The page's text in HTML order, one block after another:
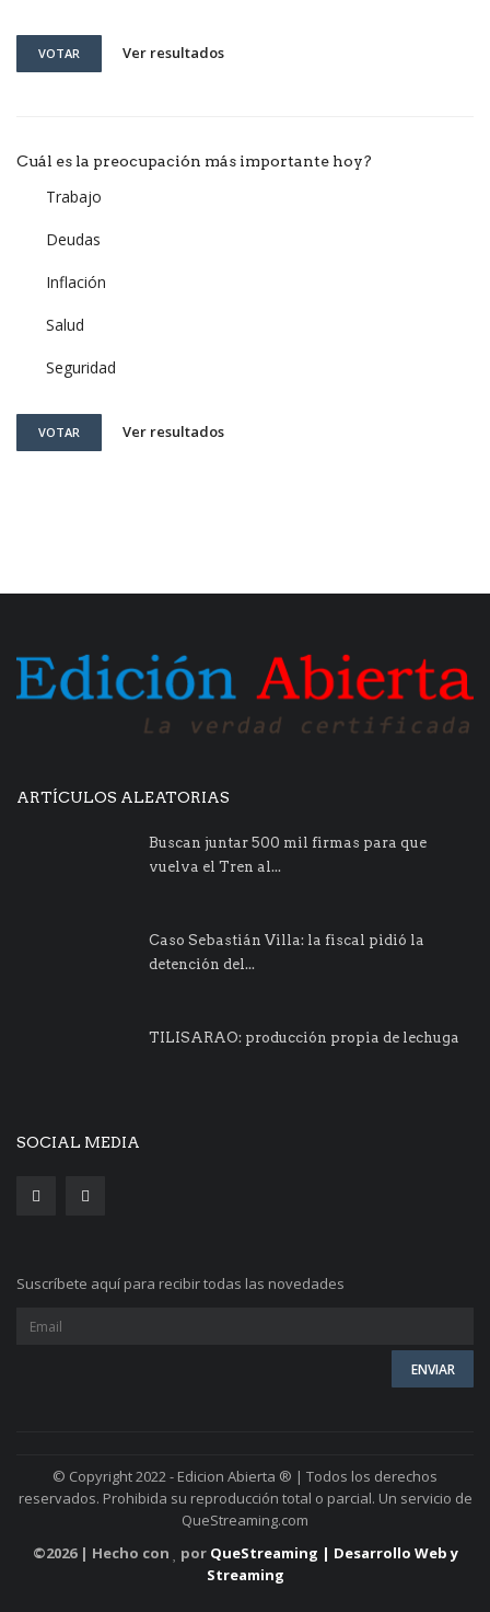
VOTAR Ver resultados
Cuál es la preocupación más importante hoy?
Trabajo
Deudas
Inflación
Salud
Seguridad
VOTAR Ver resultados
ARTÍCULOS ALEATORIAS
Buscan juntar 500 mil firmas para que
vuelva el Tren al...
Caso Sebastián Villa: la fiscal pidió la
detención del...
TILISARAO: producción propia de lechuga
SOCIAL MEDIA
Suscríbete aquí para recibir todas las novedades
© Copyright 2022 - Edicion Abierta ® | Todos los derechos
reservados. Prohibida su reproducción total o parcial. Un servicio de
QueStreaming.com
©2026 | Hecho con por QueStreaming | Desarrollo Web y
Streaming